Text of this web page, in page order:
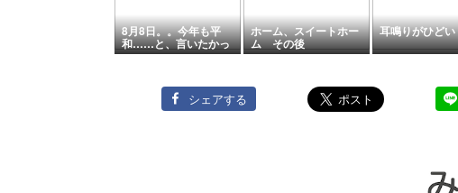
8月8日。。今年も平
和……と、言いたかっ
たけども。
ホーム、スイートホー
ム その後
耳鳴りがひどい
シェアする